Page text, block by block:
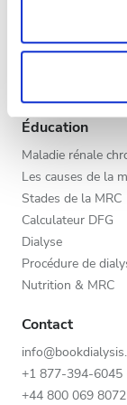
déclaration sur
Les cookies
et les
médias sociaux
partageons
notre site avec
publicité et
Fin
Soir
Appréciation
Bien
Excellent
Inscrivez votre
Éducation
Maladie rénale
Les causes de la
Stades de la MRC
Calculateur DFG
Dialyse
Procédure de
Nutrition & MRC
Contact
+1 877-394-6045
+44 800 069 8072